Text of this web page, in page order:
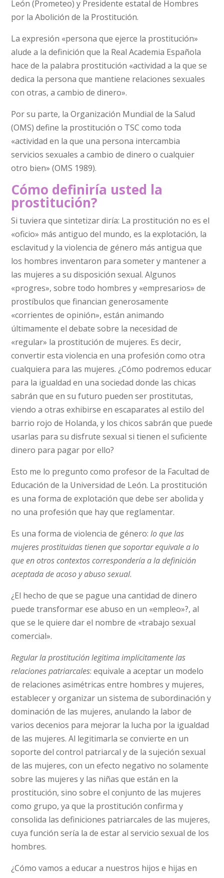
León (Prometeo) y Presidente estatal de Hombres
por la Abolición de la Prostitución.
La expresión «persona que ejerce la prostitución»
alude a la definición que la Real Academia Española
hace de la palabra prostitución «actividad a la que se
dedica la persona que mantiene relaciones sexuales
con otras, a cambio de dinero».
Por su parte, la Organización Mundial de la Salud
(OMS) define la prostitución o TSC como toda
«actividad en la que una persona intercambia
servicios sexuales a cambio de dinero o cualquier
otro bien» (OMS 1989).
Cómo definiría usted la
prostitución?
Si tuviera que sintetizar diría: La prostitución no es el
«oficio» más antiguo del mundo, es la explotación, la
esclavitud y la violencia de género más antigua que
los hombres inventaron para someter y mantener a
las mujeres a su disposición sexual. Algunos
«progres», sobre todo hombres y «empresarios» de
prostíbulos que financian generosamente
«corrientes de opinión», están animando
últimamente el debate sobre la necesidad de
«regular» la prostitución de mujeres. Es decir,
convertir esta violencia en una profesión como otra
cualquiera para las mujeres. ¿Cómo podremos educar
para la igualdad en una sociedad donde las chicas
sabrán que en su futuro pueden ser prostitutas,
viendo a otras exhibirse en escaparates al estilo del
barrio rojo de Holanda, y los chicos sabrán que puede
usarlas para su disfrute sexual si tienen el suficiente
dinero para pagar por ello?
Esto me lo pregunto como profesor de la Facultad de
Educación de la Universidad de León. La prostitución
es una forma de explotación que debe ser abolida y
no una profesión que hay que reglamentar.
Es una forma de violencia de género:lo que las
mujeres prostituidas tienen que soportar equivale a lo
que en otros contextos correspondería a la definición
aceptada de acoso y abuso sexual.
¿El hecho de que se pague una cantidad de dinero
puede transformar ese abuso en un «empleo»?, al
que se le quiere dar el nombre de «trabajo sexual
comercial».
Regular la prostitución legitima implícitamente las
relaciones patriarcales: equivale a aceptar un modelo
de relaciones asimétricas entre hombres y mujeres,
establecer y organizar un sistema de subordinación y
dominación de las mujeres, anulando la labor de
varios decenios para mejorar la lucha por la igualdad
de las mujeres. Al legitimarla se convierte en un
soporte del control patriarcal y de la sujeción sexual
de las mujeres, con un efecto negativo no solamente
sobre las mujeres y las niñas que están en la
prostitución, sino sobre el conjunto de las mujeres
como grupo, ya que la prostitución confirma y
consolida las definiciones patriarcales de las mujeres,
cuya función sería la de estar al servicio sexual de los
hombres.
¿Cómo vamos a educar a nuestros hijos e hijas en